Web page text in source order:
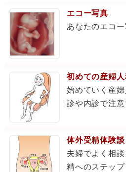
エコー写真
あなたのエコ
初めての産婦
始めていく産
診や内診で注
体外受精体験談
夫婦でよく相
精へのステッ